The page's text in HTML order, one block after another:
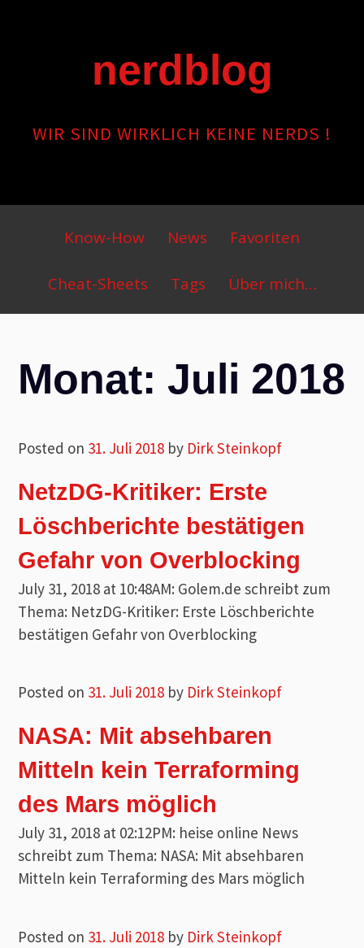
nerdblog
WIR SIND WIRKLICH KEINE NERDS !
Primary
Menu
Know-How News Favoriten
Cheat-Sheets Tags Über mich…
Monat:Juli 2018
Posted on 31. Juli 2018 by Dirk Steinkopf
NetzDG-Kritiker: Erste
Löschberichte bestätigen
Gefahr von Overblocking
July 31, 2018 at 10:48AM: Golem.de schreibt zum
Thema: NetzDG-Kritiker: Erste Löschberichte
bestätigen Gefahr von Overblocking
Posted on 31. Juli 2018 by Dirk Steinkopf
NASA: Mit absehbaren
Mitteln kein Terraforming
des Mars möglich
July 31, 2018 at 02:12PM: heise online News
schreibt zum Thema: NASA: Mit absehbaren
Mitteln kein Terraforming des Mars möglich
Posted on 31. Juli 2018 by Dirk Steinkopf